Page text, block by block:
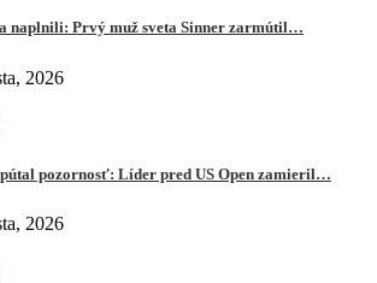
naplnili: Prvý muž sveta Sinner zarmútil…
2026
pozornosť: Líder pred US Open zamieril…
2026